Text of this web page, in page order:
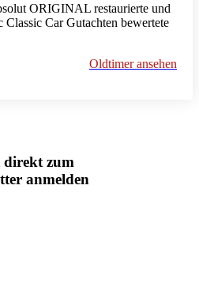
ORIGINAL restaurierte und
Car Gutachten bewertete
Oldtimer ansehen
direkt zum
anmelden